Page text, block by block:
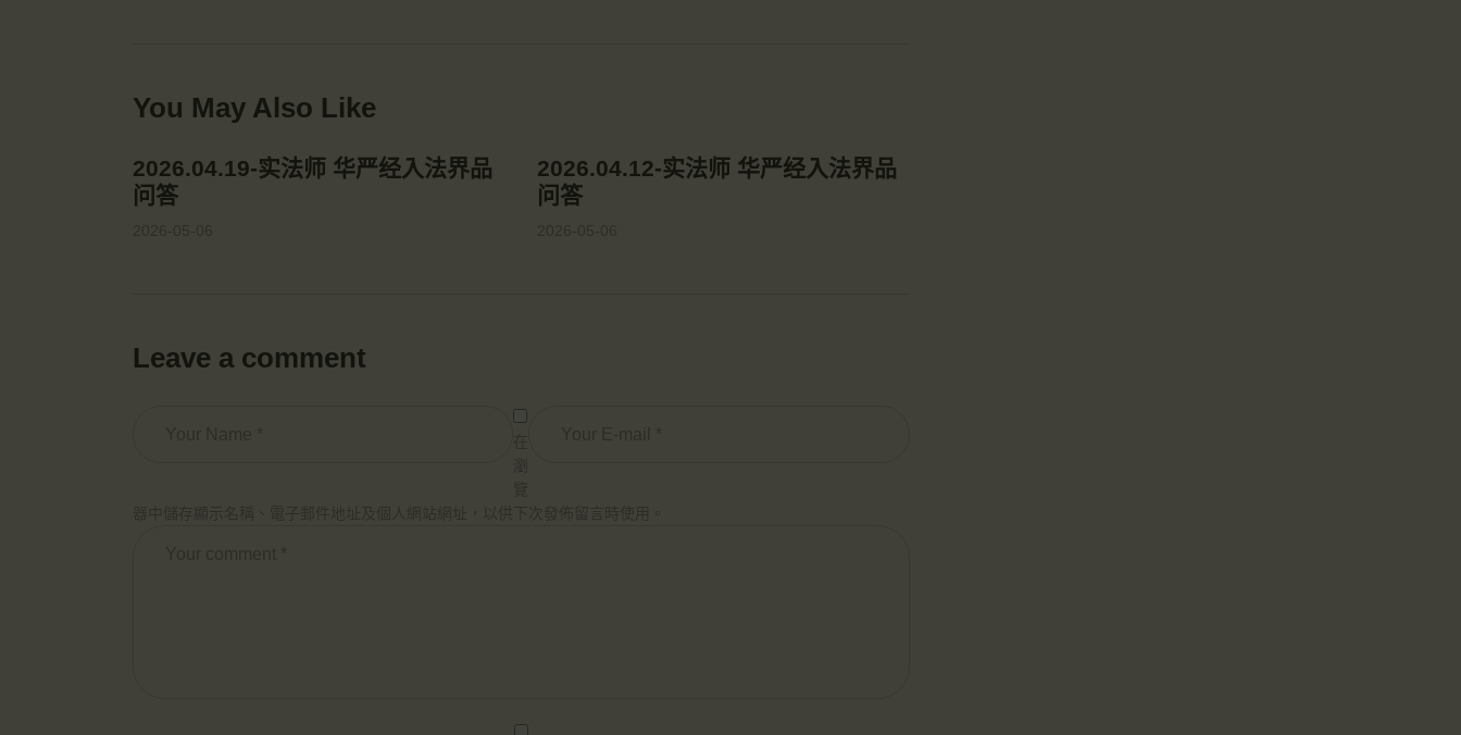
You May Also Like
2026.04.19-实法师 华严经入法界品
问答
2026.04.12-实法师 华严经入法界品
问答
Leave a comment